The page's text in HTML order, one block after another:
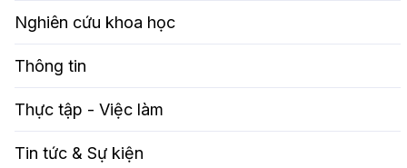
Nghiên cứu khoa học
Thông tin
Thực tập - Việc làm
Tin tức & Sự kiện